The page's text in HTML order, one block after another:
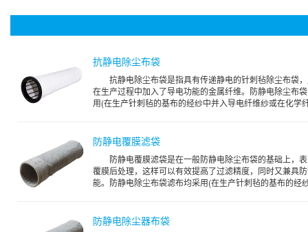
抗静电除尘布袋
抗静电除尘布袋是指具有传递静电的针刺毡除尘布袋
在生产过程中加入了导电功能的金属纤维。防静电除尘布
用(在生产针刺毡的基布的经纱中并入导电纤维纱或在化学
防静电覆膜滤袋
防静电覆膜滤袋是在一般防静电除尘布袋的基础上，
覆膜后处理，这样可以有效提高了过滤精度，同时又兼具
能。防静电除尘布袋滤布均采用(在生产针刺毡的基布的经
防静电除尘器布袋